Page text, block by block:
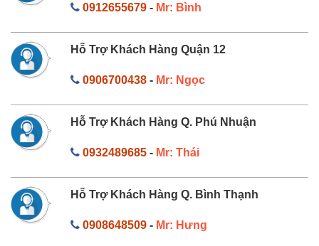
0912655679- Mr: Bình
Hỗ Trợ Khách Hàng Quận 12
0906700438- Mr: Ngọc
Hỗ Trợ Khách Hàng Q. Phú Nhuận
0932489685- Mr: Thái
Hỗ Trợ Khách Hàng Q. Bình Thạnh
0908648509- Mr: Hưng